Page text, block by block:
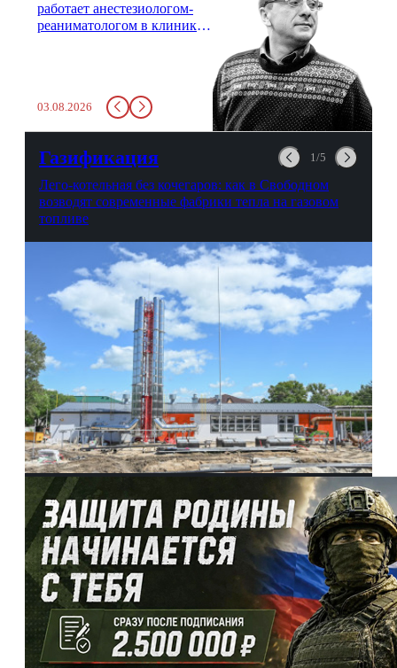
работает анестезиологом-
реаниматологом в клинике
стажем о жизни, смерти
душе и духе. Откровенно о
03.08.2026
Газификация 1/5
Лего-котельная без кочегаров: как в Свободном
возводят современные фабрики тепла на газовом
топливе